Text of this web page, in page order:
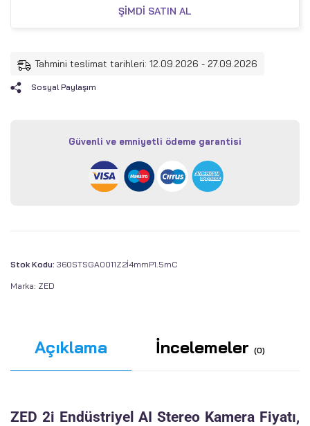
ŞIMDI SATIN AL
Tahmini teslimat tarihleri: 12.09.2026 - 27.09.2026
Sosyal Paylaşım
Güvenli ve emniyetli ödeme garantisi
Stok Kodu: 360STSGA0011Z2İ4mmP1.5mC
Marka: ZED
Açıklama İncelemeler (0)
ZED 2i Endüstriyel AI Stereo Kamera Fiyatı,